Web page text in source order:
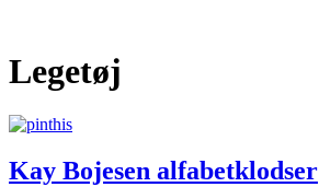
Legetøj
Kay Bojesen alfabetklodser